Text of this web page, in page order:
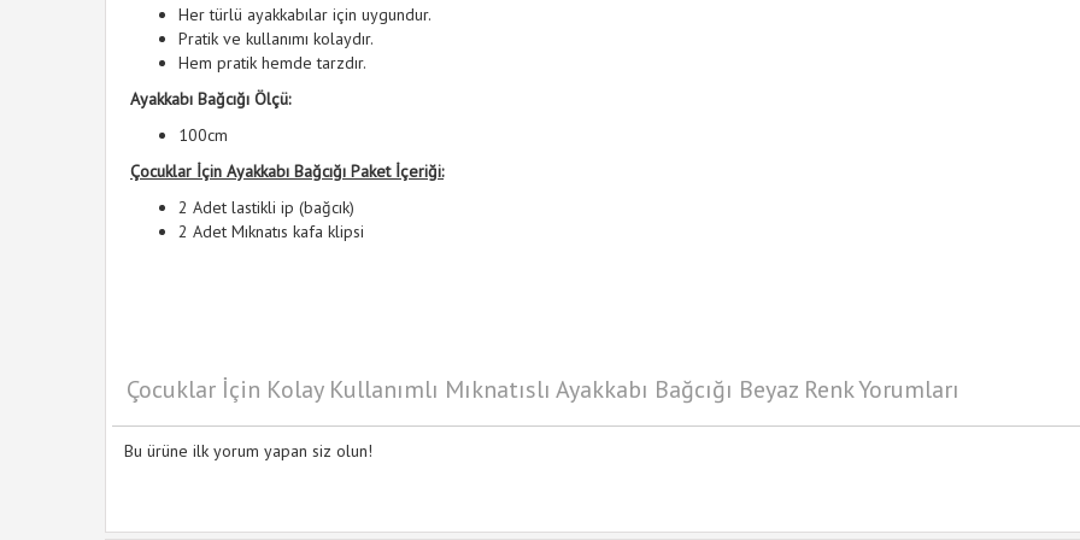
Her türlü ayakkabılar için uygundur.
Pratik ve kullanımı kolaydır.
Hem pratik hemde tarzdır.
Ayakkabı Bağcığı Ölçü:
100cm
Çocuklar İçin Ayakkabı Bağcığı Paket İçeriği:
2 Adet lastikli ip (bağcık)
2 Adet Mıknatıs kafa klipsi
Çocuklar İçin Kolay Kullanımlı Mıknatıslı Ayakkabı Bağcığı Beyaz Renk Yorumları
Bu ürüne ilk yorum yapan siz olun!